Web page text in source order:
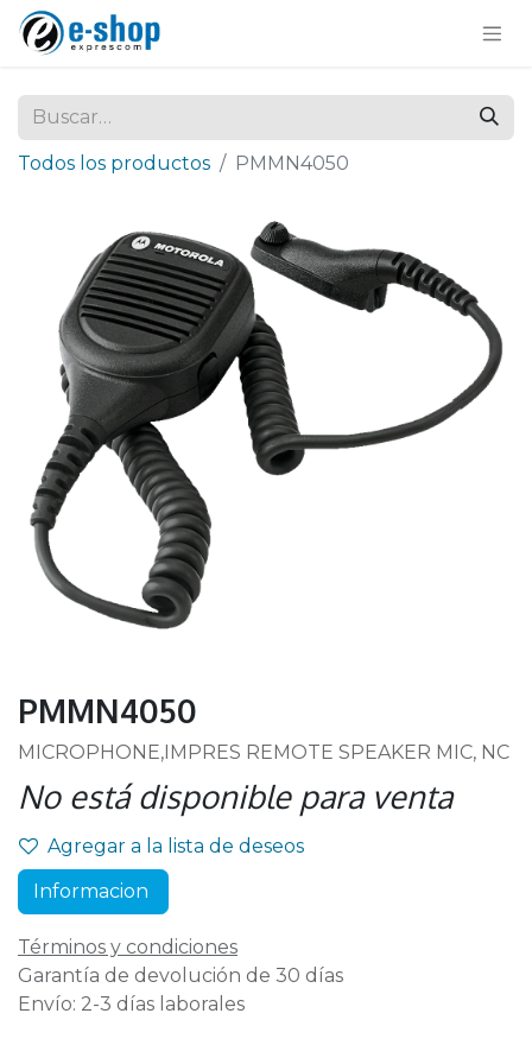
Todos los productos PMMN4050
PMMN4050
MICROPHONE,IMPRES REMOTE SPEAKER MIC, NC
No está disponible para venta
Agregar a la lista de deseos
Informacion
Términos y condiciones
Garantía de devolución de 30 días
Envío: 2-3 días laborales